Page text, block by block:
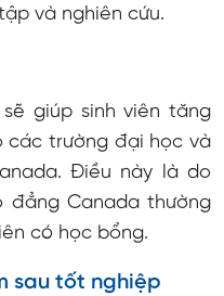
và nghiên cứu.
giúp sinh viên tăng
các trường đại học và
Điều này là do
Canada thường
có học bổng.
sau tốt nghiệp